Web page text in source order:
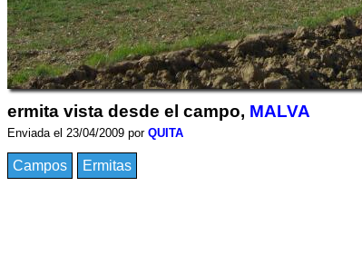
ermita vista desde el campo, MALVA
Enviada el 23/04/2009 por QUITA
Campos Ermitas